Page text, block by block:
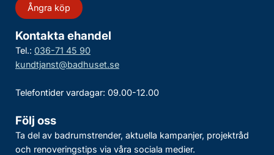
Ångra köp
Kontakta ehandel
Tel.: 036-71 45 90
kundtjanst@badhuset.se
Telefontider vardagar: 09.00-12.00
Följ oss
Ta del av badrumstrender, aktuella kampanjer, projektråd
och renoveringstips via våra sociala medier.